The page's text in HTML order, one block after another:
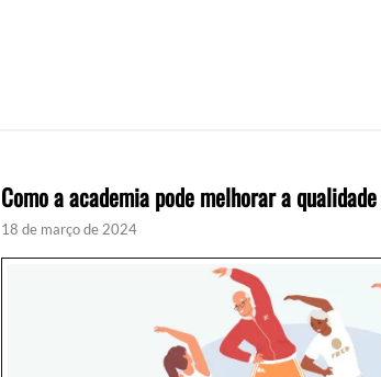
Como a academia pode melhorar a
18 de março de 2024